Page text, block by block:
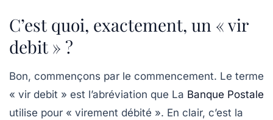
C’est quoi, exactement, un « vir
debit » ?
Bon, commençons par le commencement. Le terme
« vir debit » est l’abréviation que La Banque Postale
utilise pour « virement débité ». En clair, c’est la